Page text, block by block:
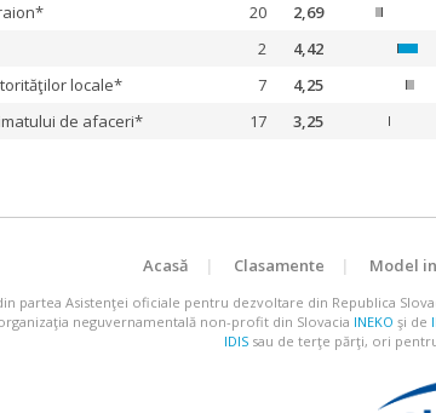
20 2,69
2 4,42
locale* 7 4,25
de afaceri* 17 3,25
Acasă | Clasamente | Model
partea Asistenţei oficiale pentru dezvoltare din Republica
neguvernamentală non-profit din Slovacia INEKO şi de
IDISsau de terţe părţi, ori